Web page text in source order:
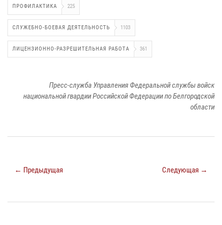
ПРОФИЛАКТИКА 225
СЛУЖЕБНО-БОЕВАЯ ДЕЯТЕЛЬНОСТЬ 1103
ЛИЦЕНЗИОННО-РАЗРЕШИТЕЛЬНАЯ РАБОТА 361
Пресс-служба Управления Федеральной службы войск
национальной гвардии Российской Федерации по Белгородской
области
← Предыдущая Следующая →